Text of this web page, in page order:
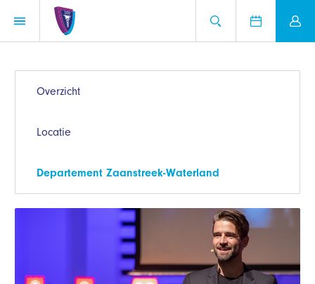
Overzicht
Locatie
Departement Zaanstreek-Waterland